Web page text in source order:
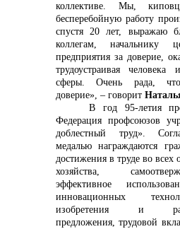
коллективе. Мы,
бесперебойную работу
спустя 20 лет, выражаю
коллегам, начальнику
предприятия за доверие,
трудоустраивая
сферы. Очень рада,
доверие», – говорит
В год 95-летия
Федерация профсоюзов
доблестный труд».
медалью награждаются
достижения в труде во всех
хозяйства,
эффективное
инновационных
изобретения и
предложения, трудовой